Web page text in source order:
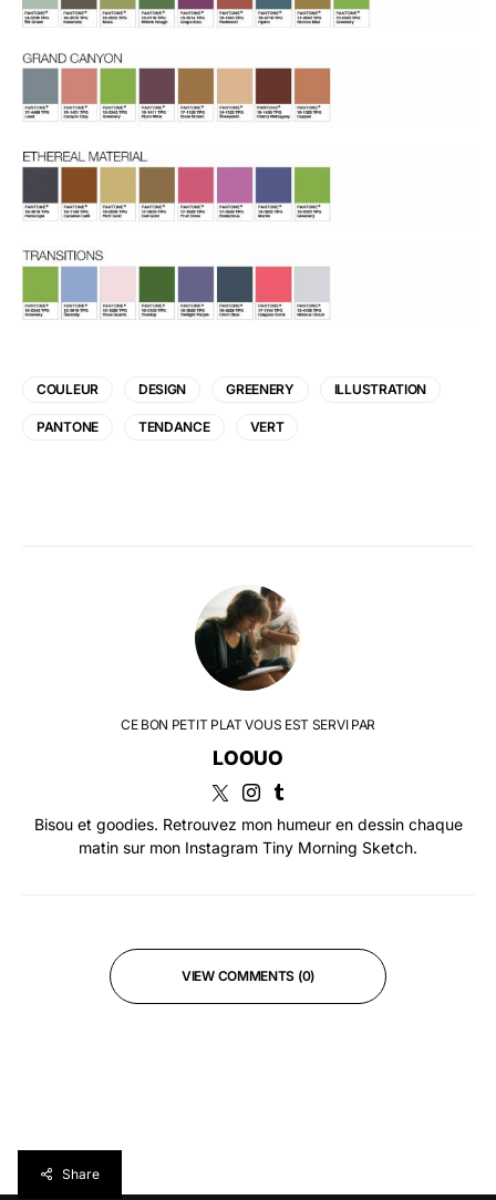
COULEUR DESIGN GREENERY ILLUSTRATION
PANTONE TENDANCE VERT
CE BON PETIT PLAT VOUS EST SERVI PAR
LOOUO
Bisou et goodies. Retrouvez mon humeur en dessin chaque
matin sur mon Instagram Tiny Morning Sketch.
VIEW COMMENTS (0)
Share